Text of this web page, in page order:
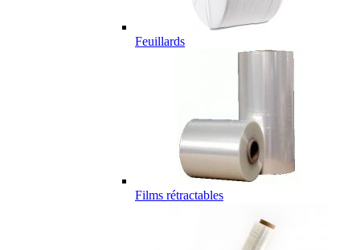
Feuillards
Films rétractables